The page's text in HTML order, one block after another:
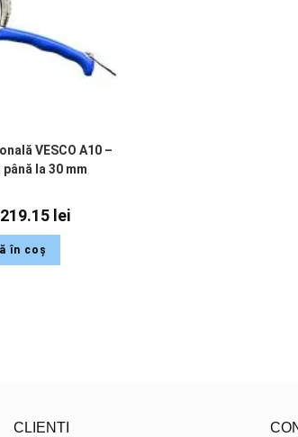
VESCO A10 –
la 30 mm
219.15 lei
în coș
CLIENTI